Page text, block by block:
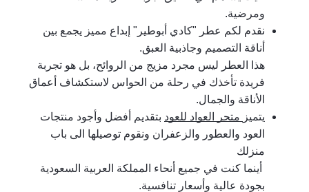
ومرضية.
أناقة التصميم وجاذبية العبق.
الأناقة والجمال.
يتميز متجر العواد للعود
منزلك
بجودة عالية وأسعار تنافسية.